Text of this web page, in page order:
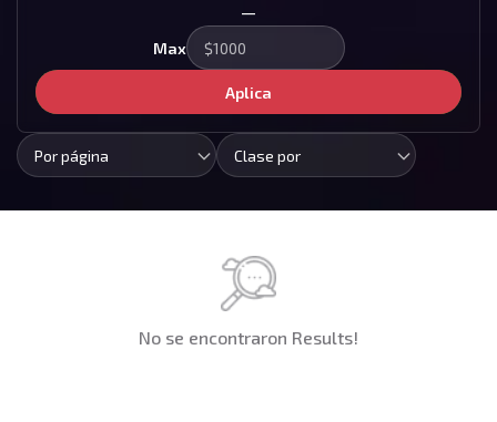
—
Max
Aplica
Por página Clase por
No se encontraron Results!